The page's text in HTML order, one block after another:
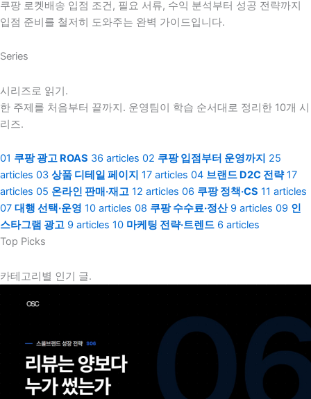
쿠팡 로켓배송 입점 조건, 필요 서류, 수익 분석부터 성공 전략까지
입점 준비를 철저히 도와주는 완벽 가이드입니다.
Series
시리즈로 읽기.
한 주제를 처음부터 끝까지. 운영팀이 학습 순서대로 정리한 10개 시
리즈.
01 쿠팡 광고 ROAS 36 articles 02 쿠팡 입점부터 운영까지 25
articles 03 상품 디테일 페이지 17 articles 04 브랜드 D2C 전략 17
articles 05 온라인 판매·재고 12 articles 06 쿠팡 정책·CS 11 articles
07 대행 선택·운영 10 articles 08 쿠팡 수수료·정산 9 articles 09 인
스타그램 광고 9 articles 10 마케팅 전략·트렌드 6 articles
Top Picks
카테고리별 인기 글.